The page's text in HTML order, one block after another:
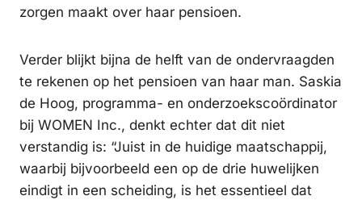
zorgen maakt over haar pensioen.
Verder blijkt bijna de helft van de ondervraagden
te rekenen op het pensioen van haar man. Saskia
de Hoog, programma- en onderzoekscoördinator
bij WOMEN Inc., denkt echter dat dit niet
verstandig is: “Juist in de huidige maatschappij,
waarbij bijvoorbeeld een op de drie huwelijken
eindigt in een scheiding, is het essentieel dat